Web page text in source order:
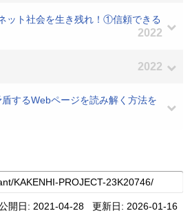
ット社会を生き残れ！①信頼できる
2022
2022
するWebページを読み解く方法を
開日: 2021-04-28 更新日: 2026-01-16